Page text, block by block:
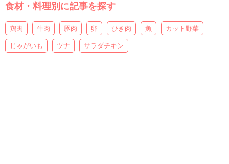
食材・料理別に記事を探す
鶏肉 牛肉 豚肉 卵 ひき肉 魚 カット野菜
じゃがいも ツナ サラダチキン